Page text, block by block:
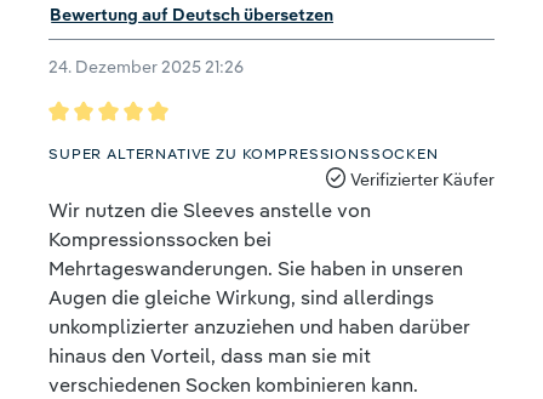
Bewertung auf Deutsch übersetzen
24. Dezember 2025 21:26
SUPER ALTERNATIVE ZU KOMPRESSIONSSOCKEN
Verifizierter Käufer
Wir nutzen die Sleeves anstelle von
Kompressionssocken bei
Mehrtageswanderungen. Sie haben in unseren
Augen die gleiche Wirkung, sind allerdings
unkomplizierter anzuziehen und haben darüber
hinaus den Vorteil, dass man sie mit
verschiedenen Socken kombinieren kann.